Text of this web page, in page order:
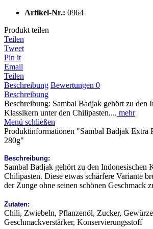
Artikel-Nr.: 0964
Produkt teilen
Teilen
Tweet
Pin it
Email
Teilen
Beschreibung Bewertungen 0
Beschreibung
Beschreibung: Sambal Badjak gehört zu den
Klassikern unter den Chilipasten.... mehr
Menü schließen
Produktinformationen "Sambal Badjak Extra
280g"
Beschreibung:
Sambal Badjak gehört zu den Indonesischen
Chilipasten. Diese etwas schärfere Variante
der Zunge ohne seinen schönen Geschmack
Zutaten:
Chili, Zwiebeln, Pflanzenöl, Zucker,
Geschmackverstärker, Konservierungsstoff